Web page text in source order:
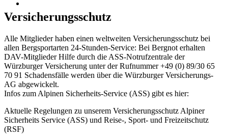
Versicherungsschutz
Alle Mitglieder haben einen weltweiten Versicherungsschutz bei
allen Bergsportarten 24-Stunden-Service: Bei Bergnot erhalten
DAV-Mitglieder Hilfe durch die ASS-Notrufzentrale der
Würzburger Versicherung unter der Rufnummer +49 (0) 89/30 65
70 91 Schadensfälle werden über die Würzburger Versicherungs-
AG abgewickelt.
Infos zum Alpinen Sicherheits-Service (ASS) gibt es hier:
Aktuelle Regelungen zu unserem Versicherungsschutz Alpiner
Sicherheits Service (ASS) und Reise-, Sport- und Freizeitschutz
(RSF)